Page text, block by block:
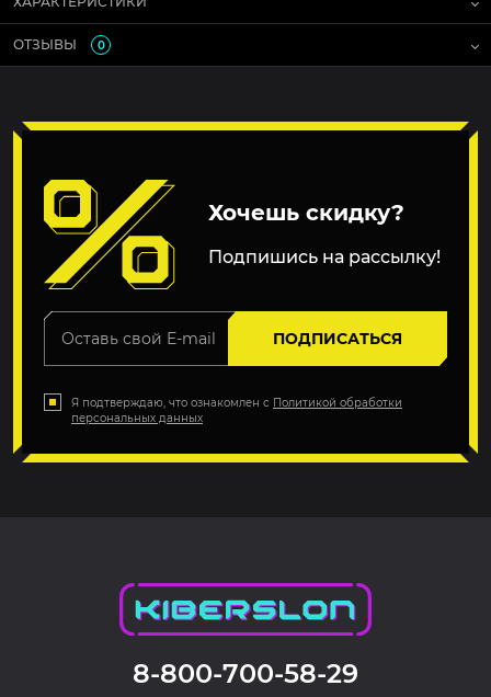
ОТЗЫВЫ 0
Хочешь скидку?
Подпишись на рассылку!
ПОДПИСАТЬСЯ
Я подтверждаю, что ознакомлен с Политикой обработки
персональных данных
8-800-700-58-29